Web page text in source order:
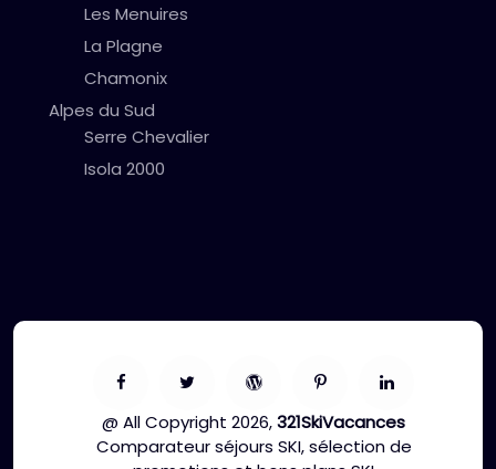
Les Menuires
La Plagne
Chamonix
Alpes du Sud
Serre Chevalier
Isola 2000
@ All Copyright 2026,321SkiVacances
Comparateur séjours SKI, sélection de